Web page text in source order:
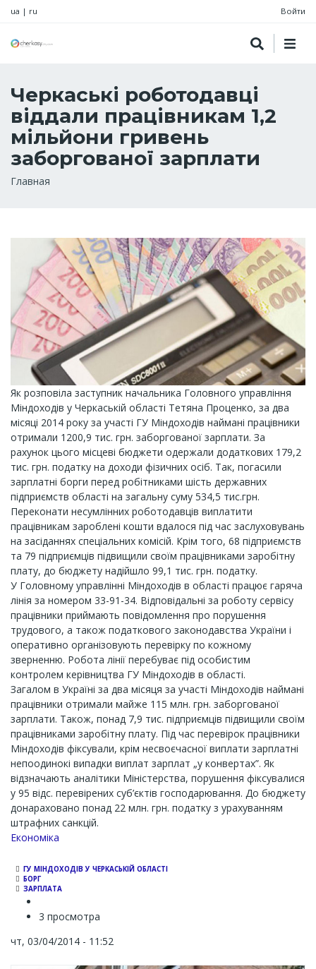
ua | ru Войти
Черкаські роботодавці
віддали працівникам 1,2
мільйони гривень
заборгованої зарплати
Строка
Главная
Як розповіла заступник начальника Головного управління
Міндоходів у Черкаській області Тетяна Проценко, за два
місяці 2014 року за участі ГУ Міндоходів наймані працівники
отримали 1200,9 тис. грн. заборгованої зарплати. За
рахунок цього місцеві бюджети одержали додаткових 179,2
тис. грн. податку на доходи фізичних осіб. Так, погасили
зарплатні борги перед робітниками шість державних
підприємств області на загальну суму 534,5 тис.грн.
Переконати несумлінних роботодавців виплатити
працівникам зароблені кошти вдалося під час заслуховувань
на засіданнях спеціальних комісій. Крім того, 68 підприємств
та 79 підприємців підвищили своїм працівниками заробітну
плату, до бюджету надійшло 99,1 тис. грн. податку.
У Головному управлінні Міндоходів в області працює гаряча
лінія за номером 33-91-34. Відповідальні за роботу сервісу
працівники приймають повідомлення про порушення
трудового, а також податкового законодавства України і
оперативно організовують перевірку по кожному
зверненню. Робота лінії перебуває під особистим
контролем керівництва ГУ Міндоходів в області.
Загалом в Україні за два місяця за участі Міндоходів наймані
працівники отримали майже 115 млн. грн. заборгованої
зарплати. Також, понад 7,9 тис. підприємців підвищили своїм
працівниками заробітну плату. Під час перевірок працівники
Міндоходів фіксували, крім несвоєчасної виплати зарплатні
непоодинокі випадки виплат зарплат „у конвертах”. Як
відзначають аналітики Міністерства, порушення фіксувалися
у 95 відс. перевірених суб’єктів господарювання. До бюджету
донараховано понад 22 млн. грн. податку з урахуванням
штрафних санкцій.
Економіка
ГУ МІНДОХОДІВ У ЧЕРКАСЬКІЙ ОБЛАСТІ
БОРГ
ЗАРПЛАТА
3 просмотра
чт, 03/04/2014 - 11:52